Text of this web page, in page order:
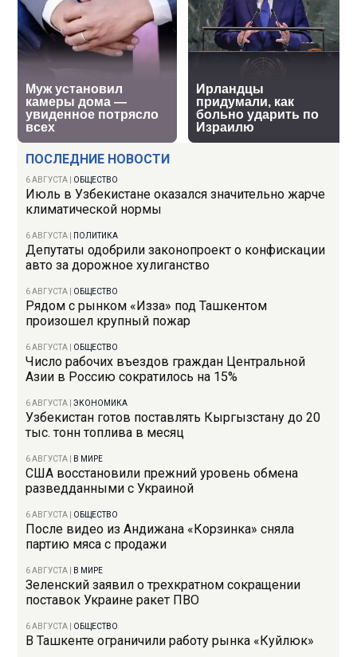
ПОСЛЕДНИЕ НОВОСТИ
6 АВГУСТА ОБЩЕСТВО
Июль в Узбекистане оказался значительно жарче
климатической нормы
6 АВГУСТА ПОЛИТИКА
Депутаты одобрили законопроект о конфискации
авто за дорожное хулиганство
6 АВГУСТА ОБЩЕСТВО
Рядом с рынком «Изза» под Ташкентом
произошел крупный пожар
6 АВГУСТА ОБЩЕСТВО
Число рабочих въездов граждан Центральной
Азии в Россию сократилось на 15%
6 АВГУСТА |ЭКОНОМИКА
Узбекистан готов поставлять Кыргызстану до 20
тыс. тонн топлива в месяц
6 АВГУСТА В МИРЕ
США восстановили прежний уровень обмена
разведданными с Украиной
6 АВГУСТА ОБЩЕСТВО
После видео из Андижана «Корзинка» сняла
партию мяса с продажи
6 АВГУСТА В МИРЕ
Зеленский заявил о трехкратном сокращении
поставок Украине ракет ПВО
6 АВГУСТА ОБЩЕСТВО
В Ташкенте ограничили работу рынка «Куйлюк»